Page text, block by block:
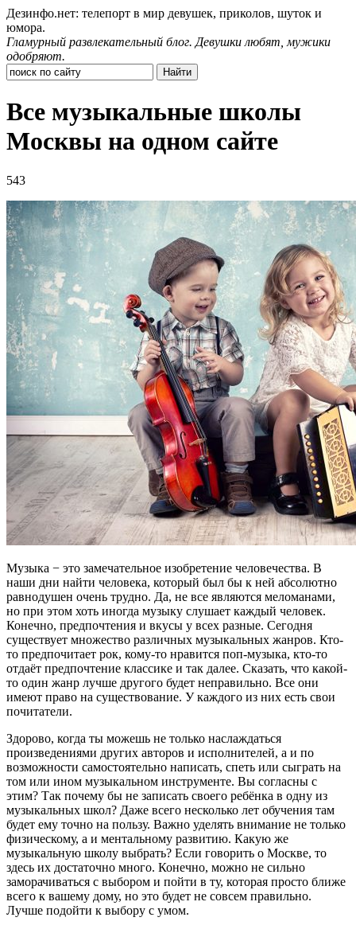
Дезинфо.нет: телепорт в мир девушек, приколов, шуток и
юмора.
Гламурный развлекательный блог. Девушки любят, мужики
одобряют.
Все музыкальные школы
Москвы на одном сайте
543
Музыка − это замечательное изобретение человечества. В
наши дни найти человека, который был бы к ней абсолютно
равнодушен очень трудно. Да, не все являются меломанами,
но при этом хоть иногда музыку слушает каждый человек.
Конечно, предпочтения и вкусы у всех разные. Сегодня
существует множество различных музыкальных жанров. Кто-
то предпочитает рок, кому-то нравится поп-музыка, кто-то
отдаёт предпочтение классике и так далее. Сказать, что какой-
то один жанр лучше другого будет неправильно. Все они
имеют право на существование. У каждого из них есть свои
почитатели.
Здорово, когда ты можешь не только наслаждаться
произведениями других авторов и исполнителей, а и по
возможности самостоятельно написать, спеть или сыграть на
том или ином музыкальном инструменте. Вы согласны с
этим? Так почему бы не записать своего ребёнка в одну из
музыкальных школ? Даже всего несколько лет обучения там
будет ему точно на пользу. Важно уделять внимание не только
физическому, а и ментальному развитию. Какую же
музыкальную школу выбрать? Если говорить о Москве, то
здесь их достаточно много. Конечно, можно не сильно
заморачиваться с выбором и пойти в ту, которая просто ближе
всего к вашему дому, но это будет не совсем правильно.
Лучше подойти к выбору с умом.